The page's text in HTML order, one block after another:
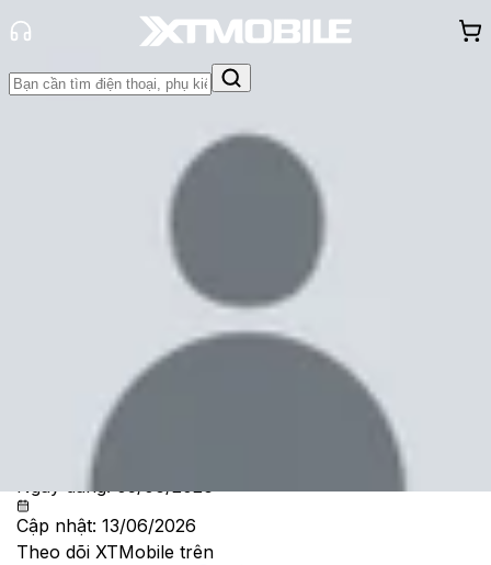
Đánh Giá - Trên Tay
Hỏi đáp Thông báo
Camera iPhone 14: Đánh Giá Chi
Tiết Chất Lượng Ảnh, Video & Các
Tính Năng Nổi Bật
Cam Ngoan
Ngày đăng:05/06/2026
Cập nhật: 13/06/2026
Theo dõi XTMobile trên